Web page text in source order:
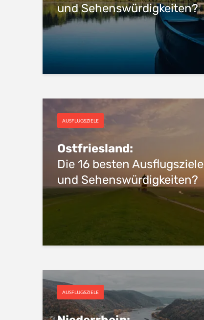
und Sehenswürdigkeiten?
AUSFLUGSZIELE
Ostfriesland:
Die 16 besten Ausflugsziele
und Sehenswürdigkeiten?
AUSFLUGSZIELE